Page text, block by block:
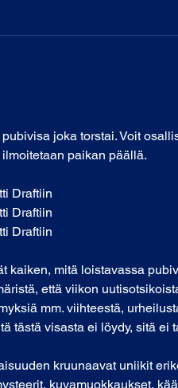
joka torstai. Voit
paikan päällä.
Draftiin
Draftiin
Draftiin
kaiken, mitä loistavassa
että viikon
mm. viihteestä,
tästä visasta ei löydy, sitä ei
kruunaavat uniikit
kuvamuokkaukset,